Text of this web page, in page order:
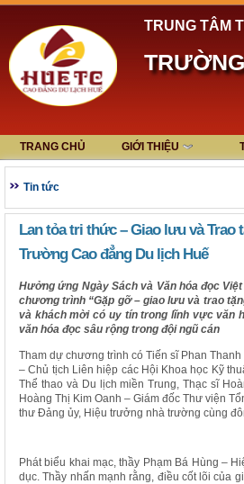
TRUNG TÂM
TRANG CHỦ GIỚI THIỆU
Tin tức
Lan tỏa tri thức – Giao lưu và Trao
Trường Cao đẳng Du lịch Huế
Hưởng ứng Ngày Sách và Văn hóa đọc
chương trình “Gặp gỡ – giao lưu và trao
và khách mời có uy tín trong lĩnh vực văn
văn hóa đọc sâu rộng trong đội ngũ cán
Tham dự chương trình có Tiến sĩ Phan
– Chủ tịch Liên hiệp các Hội Khoa học Kỹ
Thể thao và Du lịch miền Trung, Thạc sĩ
Hoàng Thị Kim Oanh – Giám đốc Thư viện
thư Đảng ủy, Hiệu trưởng nhà trường cùng
Phát biểu khai mạc, thầy Phạm Bá Hùng –
dục. Thầy nhấn mạnh rằng, điều cốt lõi của